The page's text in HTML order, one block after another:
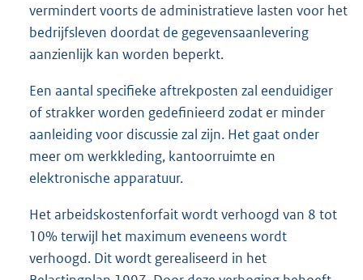
vermindert voorts de administratieve lasten voor het
bedrijfsleven doordat de gegevensaanlevering
aanzienlijk kan worden beperkt.
Een aantal specifieke aftrekposten zal eenduidiger
of strakker worden gedefinieerd zodat er minder
aanleiding voor discussie zal zijn. Het gaat onder
meer om werkkleding, kantoorruimte en
elektronische apparatuur.
Het arbeidskostenforfait wordt verhoogd van 8 tot
10% terwijl het maximum eveneens wordt
verhoogd. Dit wordt gerealiseerd in het